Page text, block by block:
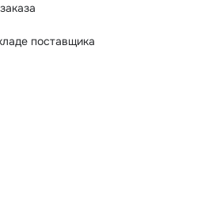
поставщика